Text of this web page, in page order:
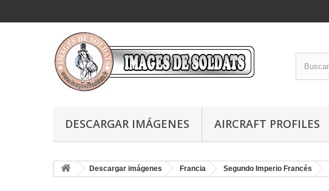
DESCARGAR IMÁGENES AIRCRAFT PROFILES
Descargar imágenes Francia Segundo Imperio Francés